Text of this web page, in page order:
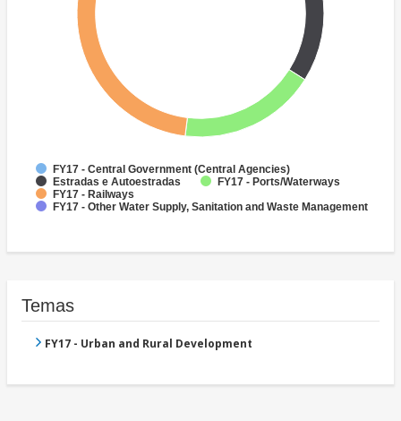
FY17 - Central Government (Central Agencies)
Estradas e Autoestradas
FY17 - Ports/Waterways
FY17 - Railways
FY17 - Other Water Supply, Sanitation and Waste Management
Temas
FY17 - Urban and Rural Development